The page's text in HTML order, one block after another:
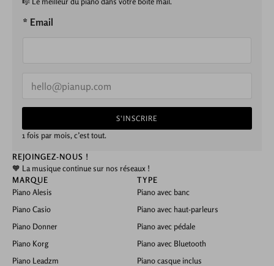
* Email
*
S'INSCRIRE
1 fois par mois, c’est tout.
REJOINGEZ-NOUS !
🧡 La musique continue sur nos réseaux !
MARQUE
Piano Alesis
Piano Casio
Piano Donner
Piano Korg
Piano Leadzm
TYPE
Piano avec banc
Piano avec haut-parleurs
Piano avec pédale
Piano avec Bluetooth
Piano casque inclus